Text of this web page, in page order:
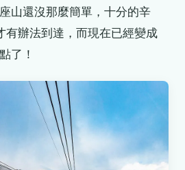
山還沒那麼簡單，十分的辛
有辦法到達，而現在已經變成
了！